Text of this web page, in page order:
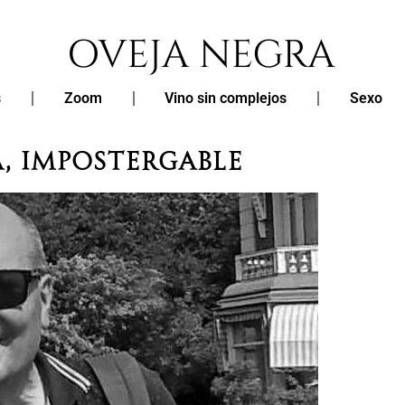
Zoom Vino sin complejos Sexo
IMPOSTERGABLE